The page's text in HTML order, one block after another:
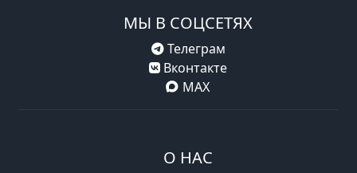
МЫ В СОЦСЕТЯХ
Телеграм
Вконтакте
MAX
О НАС